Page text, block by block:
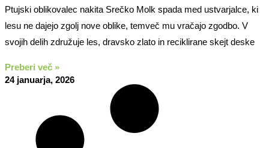
Ptujski oblikovalec nakita Srečko Molk spada med ustvarjalce, ki
lesu ne dajejo zgolj nove oblike, temveč mu vračajo zgodbo. V
svojih delih združuje les, dravsko zlato in reciklirane skejt deske
Preberi več »
24 januarja, 2026